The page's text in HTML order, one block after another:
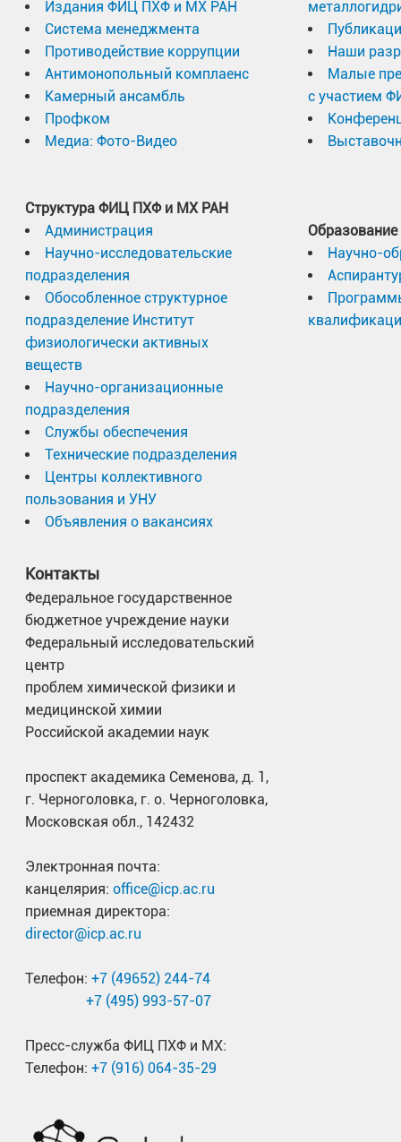
Издания ФИЦ ПХФ и МХ РАН
Система менеджмента
Противодействие коррупции
Антимонопольный комплаенс
Камерный ансамбль
Профком
Медиа: Фото-Видео
Структура ФИЦ ПХФ и МХ РАН
Администрация
Научно-исследовательские
подразделения
Обособленное структурное
подразделение Институт
физиологически активных
веществ
Научно-организационные
подразделения
Службы обеспечения
Технические подразделения
Центры коллективного
пользования и УНУ
Объявления о вакансиях
Наши
Малые
с участием
Образование
Научно-
Контакты
Федеральное государственное
бюджетное учреждение науки
Федеральный исследовательский
центр
проблем химической физики и
медицинской химии
Российской академии наук
проспект академика Семенова, д. 1,
г. Черноголовка, г. о. Черноголовка,
Московская обл., 142432
Электронная почта:
канцелярия: office@icp.ac.ru
приемная директора:
director@icp.ac.ru
Телефон: +7 (49652) 244-74
+7 (495) 993-57-07
Пресс-служба ФИЦ ПХФ и МХ:
Телефон: +7 (916) 064-35-29